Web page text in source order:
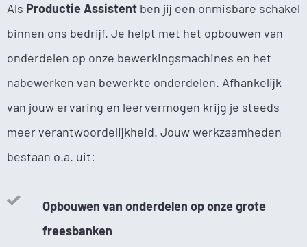
Als Productie Assistent ben jij een onmisbare schakel
binnen ons bedrijf. Je helpt met het opbouwen van
onderdelen op onze bewerkingsmachines en het
nabewerken van bewerkte onderdelen. Afhankelijk
van jouw ervaring en leervermogen krijg je steeds
meer verantwoordelijkheid. Jouw werkzaamheden
bestaan o.a. uit:
Opbouwen van onderdelen op onze grote
freesbanken